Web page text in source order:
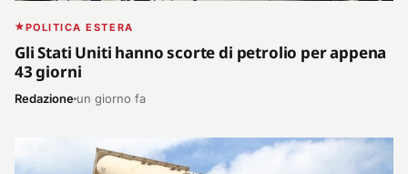
POLITICA ESTERA
Gli Stati Uniti hanno scorte di petrolio per appena
43 giorni
Redazione un giorno fa